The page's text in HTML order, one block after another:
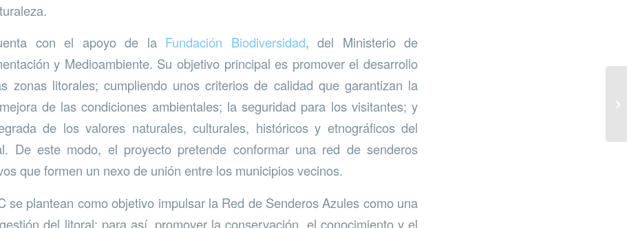
con el apoyo de la Fundación Biodiversidad, del Ministerio de
y Medioambiente. Su objetivo principal es promover el desarrollo
zonas litorales; cumpliendo unos criterios de calidad que garantizan la
de las condiciones ambientales; la seguridad para los visitantes; y
de los valores naturales, culturales, históricos y etnográficos del
De este modo, el proyecto pretende conformar una red de senderos
que formen un nexo de unión entre los municipios vecinos.
se plantean como objetivo impulsar la Red de Senderos Azules como una
del litoral; para así, promover la conservación, el conocimiento y el